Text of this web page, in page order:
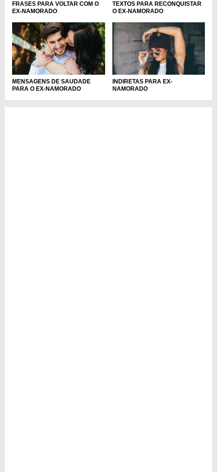
FRASES PARA VOLTAR COM O
EX-NAMORADO
TEXTOS PARA RECONQUISTAR
O EX-NAMORADO
MENSAGENS DE SAUDADE
PARA O EX-NAMORADO
INDIRETAS PARA EX-
NAMORADO